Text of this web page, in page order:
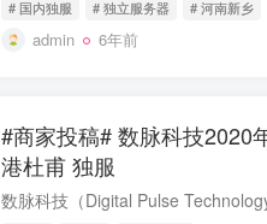
# 国内独服 # 独立服务器 # 河南新乡
admin 6年前
#商家投稿# 数脉科技2020
港杜甫 独服